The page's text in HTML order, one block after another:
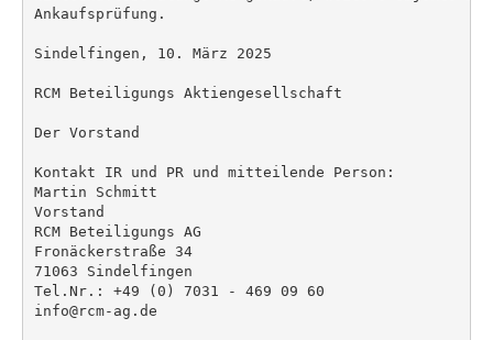
Ankaufsprüfung.
Sindelfingen, 10. März 2025
RCM Beteiligungs Aktiengesellschaft
Der Vorstand
Kontakt IR und PR und mitteilende Person:
Martin Schmitt
Vorstand
RCM Beteiligungs AG
Fronäckerstraße 34
71063 Sindelfingen
Tel.Nr.: +49 (0) 7031 - 469 09 60
info@rcm-ag.de